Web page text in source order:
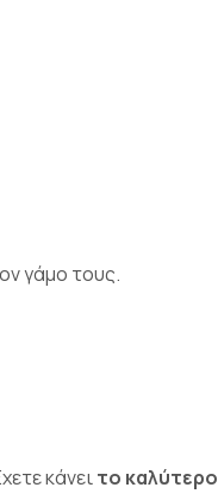
γάμο τους.
κάνειτο καλύτερο